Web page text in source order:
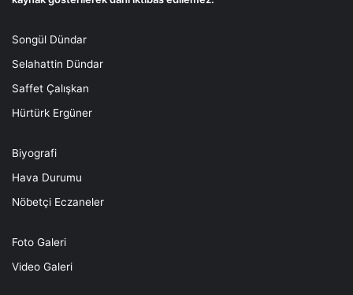
Songül Dündar
Selahattin Dündar
Saffet Çalışkan
Hürtürk Ergüner
Biyografi
Hava Durumu
Nöbetçi Eczaneler
Foto Galeri
Video Galeri